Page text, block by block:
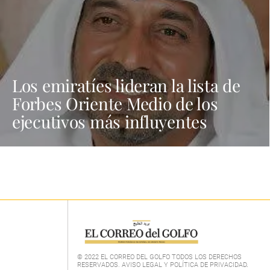
Los emiratíes lideran la lista de
Forbes Oriente Medio de los
ejecutivos más influyentes
© 2022 EL CORREO DEL GOLFO TODOS LOS DERECHOS
RESERVADOS. AVISO LEGAL Y POLÍTICA DE PRIVACIDAD.